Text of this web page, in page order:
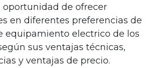
oportunidad de ofrecer
en diferentes preferencias de
equipamiento electrico de los
sus ventajas técnicas,
y ventajas de precio.